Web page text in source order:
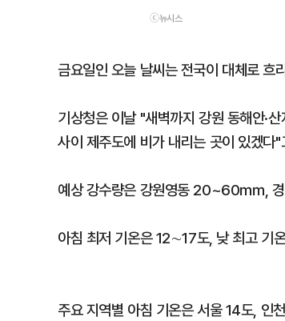
ⓒ뉴시스
금요일인 오늘 날씨는 전국이 대체로 흐
기상청은 이날 "새벽까지 강원 동해안·
사이 제주도에 비가 내리는 곳이 있겠다
예상 강수량은 강원영동 20~60㎜,
아침 최저 기온은 12∼17도, 낮 최고 기
주요 지역별 아침 기온은 서울 14도, 인